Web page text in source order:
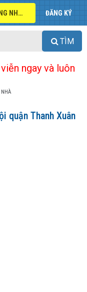
ĐĂNG NHẬP ĐĂNG KÝ
TÌM
ngay và luôn
NHÀ
quận Thanh Xuân